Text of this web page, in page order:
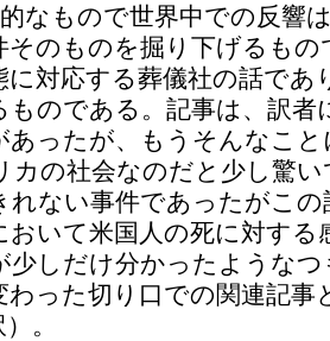
なもので世界中での反響
そのものを掘り下げるも
に対応する葬儀社の話であ
ものである。記事は、訳者
あったが、もうそんなこ
カの社会なのだと少し驚
れない事件であったがこ
おいて米国人の死に対する
少しだけ分かったような
わった切り口での関連記事
。